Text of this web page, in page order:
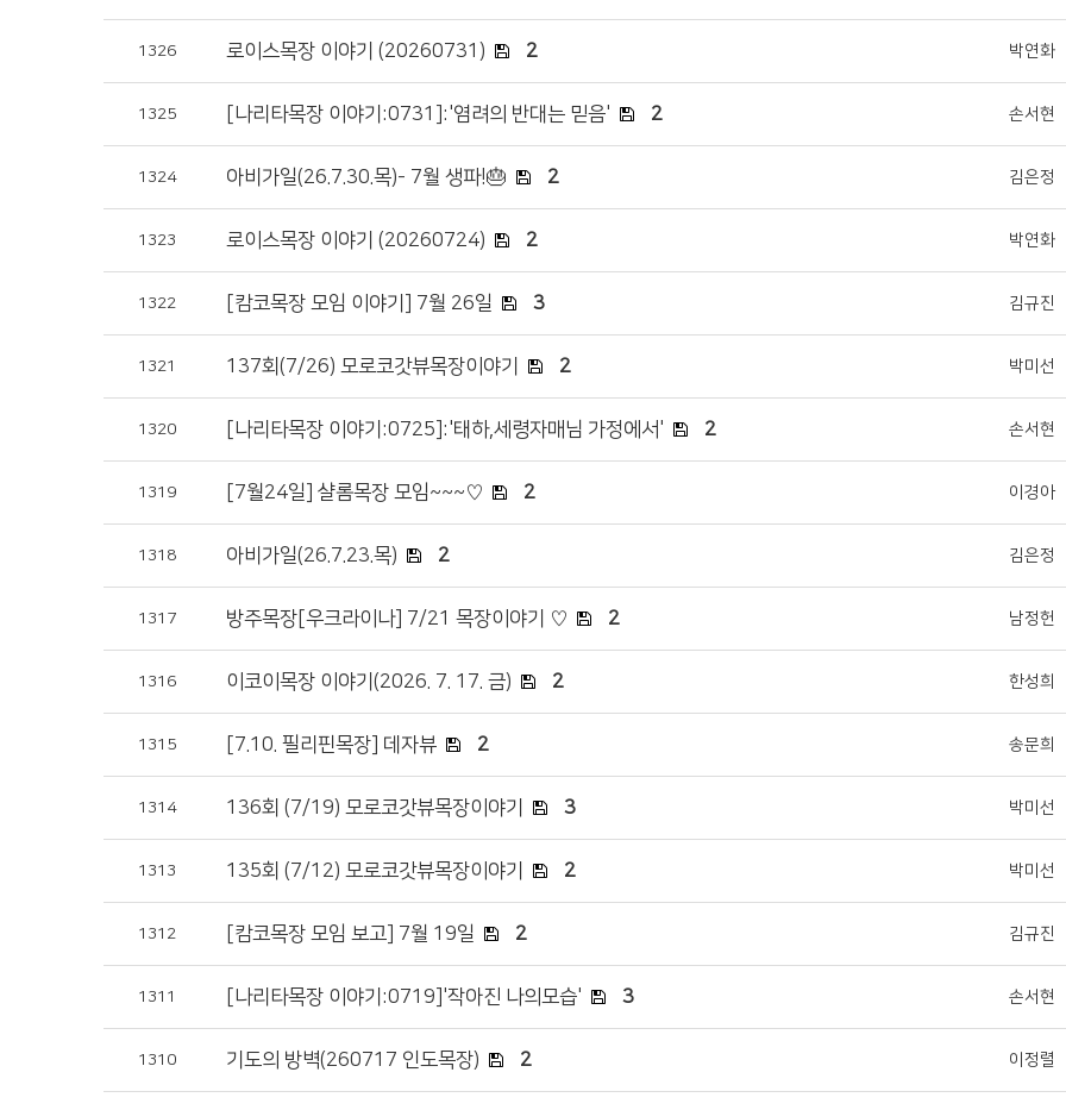
1326 로이스목장 이야기 (20260731) 2 박연화
1325 [나리타목장 이야기:0731]:'염려의 반대는 믿음' 2 손서현
1324 아비가일(26.7.30.목)- 7월 생파!🎂 2 김은정
1323 로이스목장 이야기 (20260724) 2 박연화
1322 [캄코목장 모임 이야기] 7월 26일 3 김규진
1321 137회(7/26) 모로코갓뷰목장이야기 2 박미선
1320 [나리타목장 이야기:0725]:'태하,세령자매님 가정에서' 2 손서현
1319 [7월24일] 샬롬목장 모임~~~♡ 2 이경아
1318 아비가일(26.7.23.목) 2 김은정
1317 방주목장[우크라이나] 7/21 목장이야기 ♡ 2 남정헌
1316 이코이목장 이야기(2026. 7. 17. 금) 2 한성희
1315 [7.10. 필리핀목장] 데자뷰 2 송문희
1314 136회 (7/19) 모로코갓뷰목장이야기 3 박미선
1313 135회 (7/12) 모로코갓뷰목장이야기 2 박미선
1312 [캄코목장 모임 보고] 7월 19일 2 김규진
1311 [나리타목장 이야기:0719]'작아진 나의모습' 3 손서현
1310 기도의 방벽(260717 인도목장) 2 이정렬